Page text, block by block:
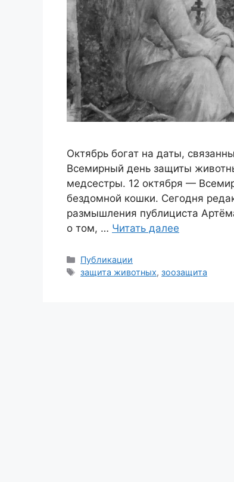
Октябрь богат на даты,
Всемирный день защиты
медсестры. 12 октября —
бездомной кошки. Сегодня
размышления публициста
о том, … Читать далее
Рубрики
Публикации
Метки
защита животных,зоозащита